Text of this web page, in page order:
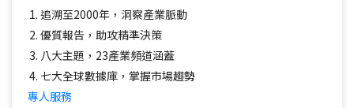
追溯至2000年，洞察產業脈動
優質報告，助攻精準決策
八大主題，23產業頻道涵蓋
七大全球數據庫，掌握市場趨勢
專人服務